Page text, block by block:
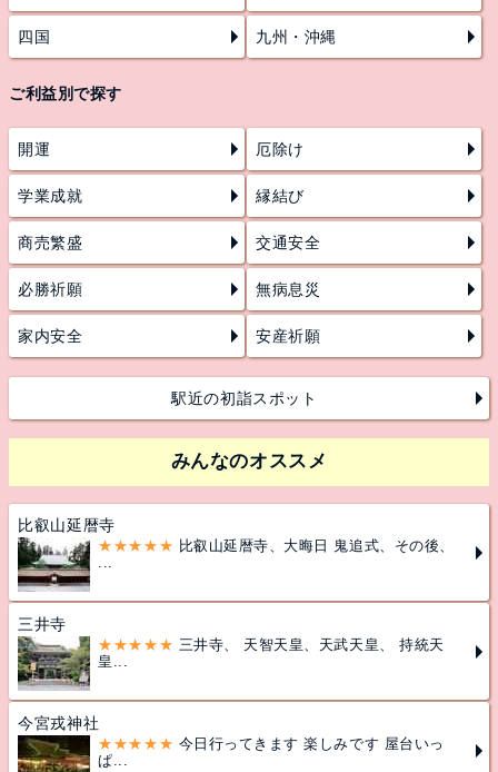
四国 九州・沖縄
ご利益別で探す
開運 厄除け
学業成就 縁結び
商売繁盛 交通安全
必勝祈願 無病息災
家内安全 安産祈願
駅近の初詣スポット
みんなのオススメ
比叡山延暦寺
★★★★★ 比叡山延暦寺、大晦日 鬼追式、その後、
...
三井寺
★★★★★ 三井寺、 天智天皇、天武天皇、 持統天
皇...
今宮戎神社
★★★★★ 今日行ってきます 楽しみです 屋台いっ
ぱ...